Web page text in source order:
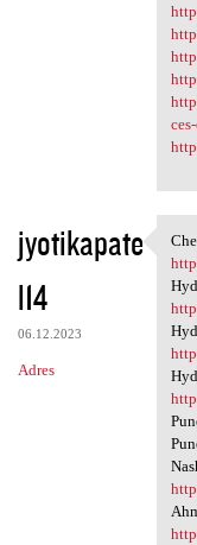
jyotikapate
l14
06.12.2023
Adres